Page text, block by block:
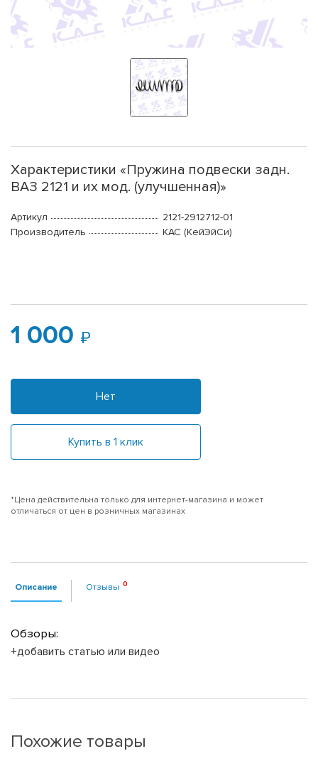
Характеристики «Пружина подвески задн.
ВАЗ 2121 и их мод. (улучшенная)»
Артикул
2121-2912712-01
Производитель
КАС (КейЭйСи)
1 000
Нет
Купить в 1 клик
*Цена действительна только для интернет-магазина и может
отличаться от цен в розничных магазинах
Описание Отзывы
Обзоры:
+добавить статью или видео
Похожие товары